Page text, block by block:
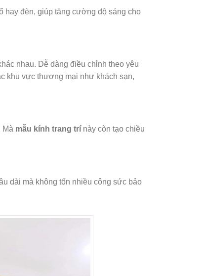
hay đèn, giúp tăng cường độ sáng cho
nhau. Dễ dàng điều chỉnh theo yêu
khu vực thương mại như khách sạn,
Mà mẫu kính trang trínày còn tạo chiều
dài mà không tốn nhiều công sức bảo